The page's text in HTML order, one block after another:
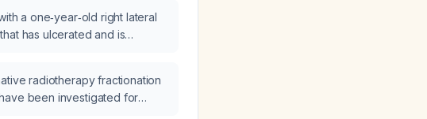
a one‑year‑old right lateral
has ulcerated and is
carcinoma is most likely?
radiotherapy fractionation
been investigated for